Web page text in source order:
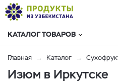
КАТАЛОГ ТОВАРОВ
Главная Каталог
Изюм в Иркутске